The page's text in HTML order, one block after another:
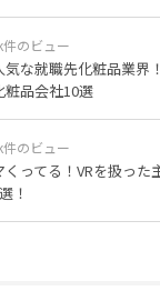
のビュー
気な就職先化粧品業界！
粧品会社10選
のビュー
くってる！VRを扱った
！